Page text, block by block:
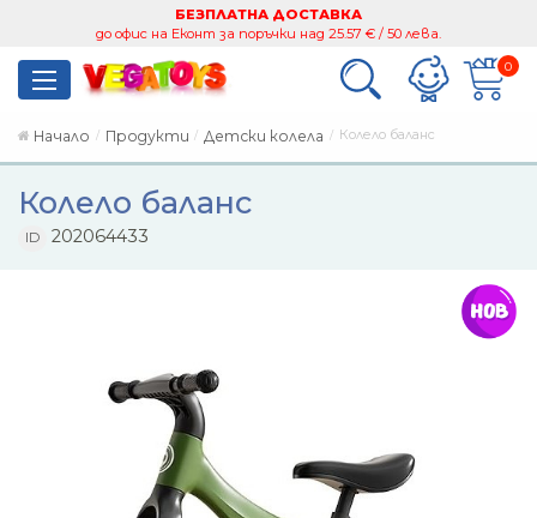
БЕЗПЛАТНА ДОСТАВКА
до офис на Еконт за поръчки над 25.57 € / 50 лева.
0
Начало Продукти Детски колела Колело баланс
Колело баланс
ID 202064433